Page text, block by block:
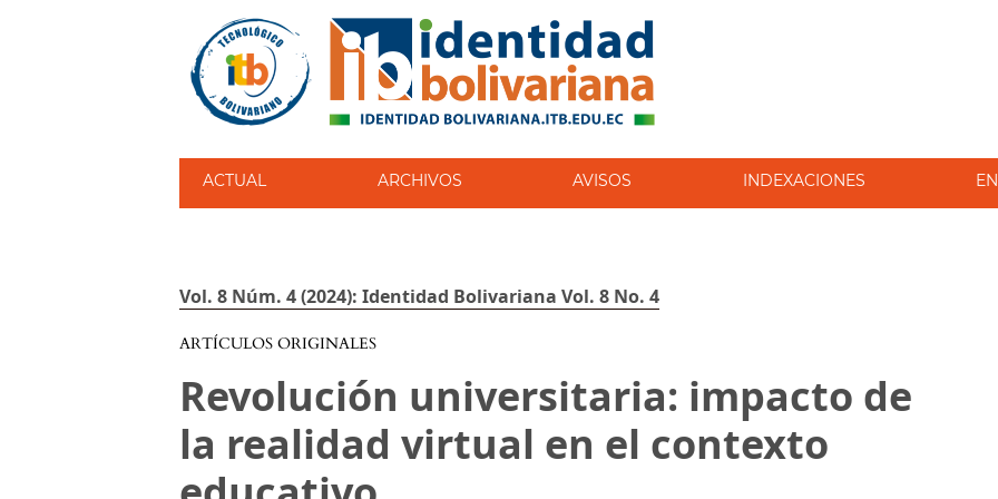
ACTUAL ARCHIVOS AVISOS INDEXACIONES
Vol. 8 Núm. 4 (2024): Identidad Bolivariana Vol. 8 No. 4
ARTÍCULOS ORIGINALES
Revolución universitaria: impacto de
la realidad virtual en el contexto